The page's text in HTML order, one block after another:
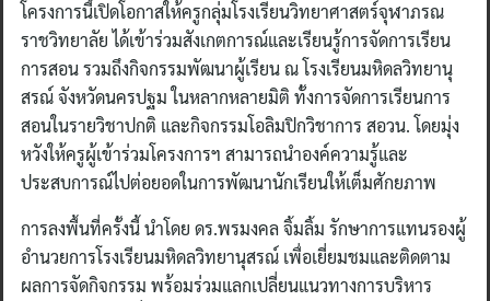
โครงการนี้เปิดโอกาสให้ครูกลุ่มโรงเรียนวิทยาศาสตร์จุฬาภรณ
ราชวิทยาลัย ได้เข้าร่วมสังเกตการณ์และเรียนรู้การจัดการเรียน
การสอน รวมถึงกิจกรรมพัฒนาผู้เรียน ณ โรงเรียนมหิดลวิทยานุ
สรณ์ จังหวัดนครปฐม ในหลากหลายมิติ ทั้งการจัดการเรียนการ
สอนในรายวิชาปกติ และกิจกรรมโอลิมปิกวิชาการ สอวน. โดยมุ่ง
หวังให้ครูผู้เข้าร่วมโครงการฯ สามารถนำองค์ความรู้และ
ประสบการณ์ไปต่อยอดในการพัฒนานักเรียนให้เต็มศักยภาพ
การลงพื้นที่ครั้งนี้ นำโดย ดร.พรมงคล จิ้มลิ้ม รักษาการแทนรองผู้
อำนวยการโรงเรียนมหิดลวิทยานุสรณ์ เพื่อเยี่ยมชมและติดตาม
ผลการจัดกิจกรรม พร้อมร่วมแลกเปลี่ยนแนวทางการบริหาร